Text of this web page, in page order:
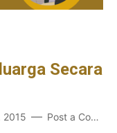
Secara
2015 Post a Comment